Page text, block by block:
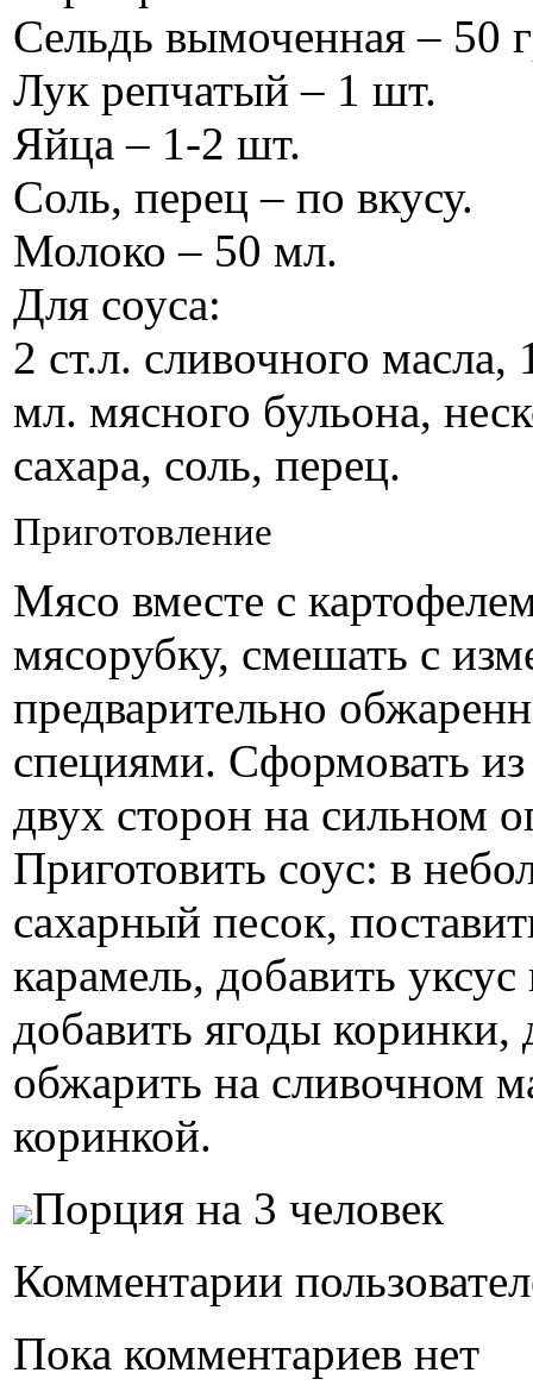
Сельдь вымоченная – 50
Лук репчатый – 1 шт.
Яйца – 1-2 шт.
Соль, перец – по вкусу.
Молоко – 50 мл.
Для соуса:
2 ст.л. сливочного
мл. мясного бульона,
сахара, соль, перец.
Приготовление
Мясо вместе с
мясорубку, смешать с
предварительно
специями. Сформовать
двух сторон на сильном
Приготовить соус: в
сахарный песок,
карамель, добавить
добавить ягоды
обжарить на сливочном
коринкой.
Порция на 3 человек
Комментарии
Пока комментариев нет